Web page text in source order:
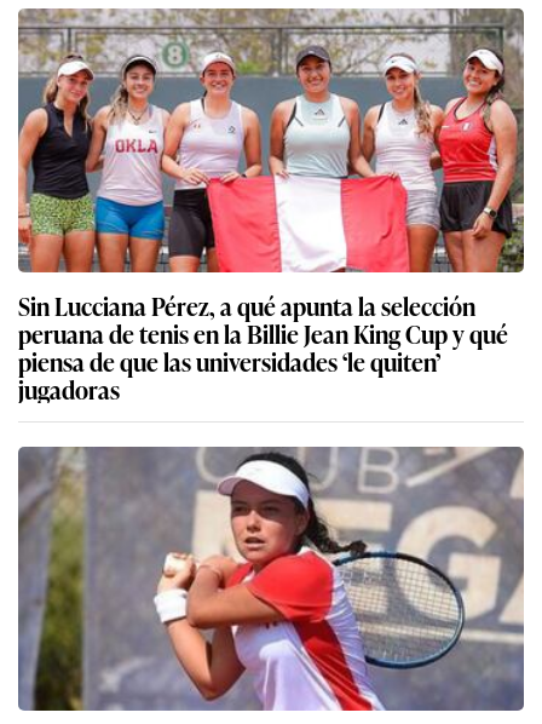
Sin Lucciana Pérez, a qué apunta la selección
peruana de tenis en la Billie Jean King Cup y qué
piensa de que las universidades ‘le quiten’
jugadoras